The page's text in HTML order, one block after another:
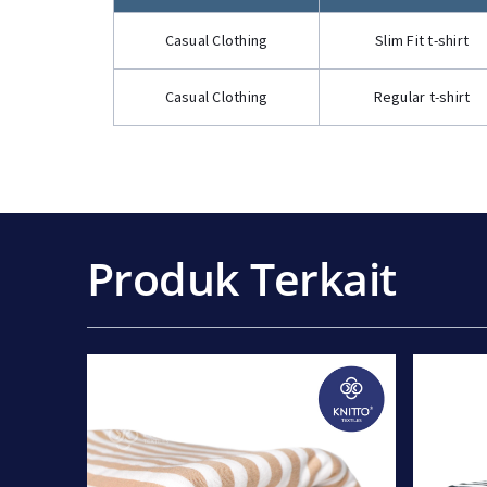
Casual Clothing Slim Fit t-shirt
Casual Clothing Regular t-shirt
Produk Terkait